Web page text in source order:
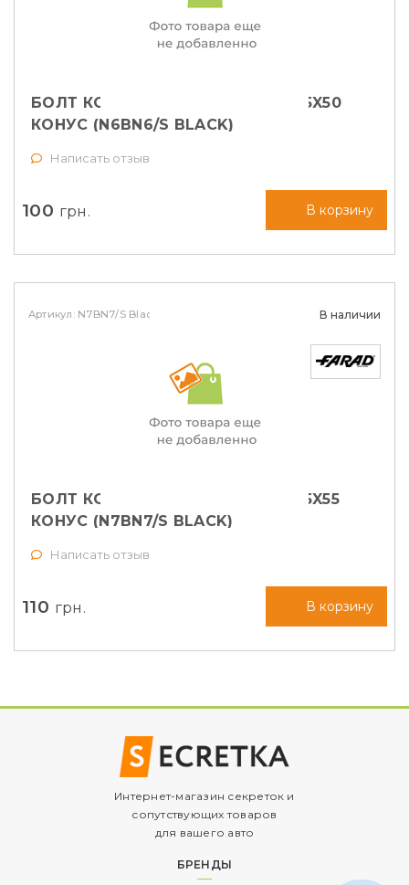
БОЛТ КОЛЕСНЫЙ FARAD M14X1,25X50
КОНУС (N6BN6/S BLACK)
Написать отзыв
100 грн. В корзину
Артикул: N7BN7/S Black В наличии
БОЛТ КОЛЕСНЫЙ FARAD M14X1,25X55
КОНУС (N7BN7/S BLACK)
Написать отзыв
110 грн. В корзину
Интернет-магазин секреток и
сопутствующих товаров
для вашего авто
БРЕНДЫ